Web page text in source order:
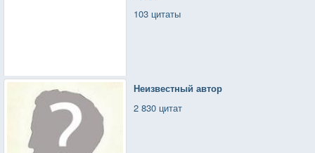
103 цитаты
Неизвестный автор
2 830 цитат